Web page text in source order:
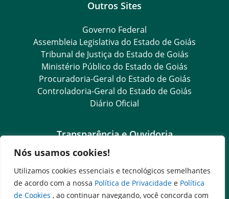
Nós usamos cookies!
Utilizamos cookies essenciais e tecnológicos semelhantes
de acordo com a nossa Política de Privacidade e Política
de Cookies , ao continuar navegando, você concorda com
Outros Sites
Governo Federal
Assembleia Legislativa do Estado de Goiás
Tribunal de Justiça do Estado de Goiás
Ministério Público do Estado de Goiás
Procuradoria-Geral do Estado de Goiás
Controladoria-Geral do Estado de Goiás
Diário Oficial
Transparência e Ouvidoria
LGPD
Goiás Transparência
Dados Abertos Goiás
e-SIC